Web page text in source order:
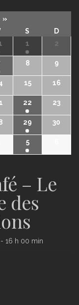
»
S
D
1 2
8 9
15 16
22 23
29 30
5
– Le
des
- 16 h 00 min